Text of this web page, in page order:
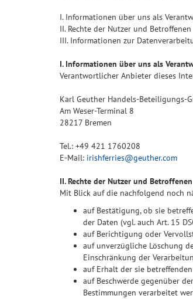
I. Informationen über uns als
II. Rechte der Nutzer und Betroffenen
III. Informationen zur
I. Informationen über uns als
Verantwortlicher Anbieter dieses
Karl Geuther Handels-Beteiligungs-
Am Weser-Terminal 8
28217 Bremen
Tel.: +49 421 1760208
E-Mail: irishferries@geuther.com
II. Rechte der Nutzer und Betroffenen
Mit Blick auf die nachfolgend noch
auf Bestätigung, ob sie
der Daten (vgl. auch Art. 15
auf Berichtigung oder
auf unverzügliche Löschung
Einschränkung der
auf Erhalt der sie
auf Beschwerde gegenüber
Bestimmungen verarbeitet